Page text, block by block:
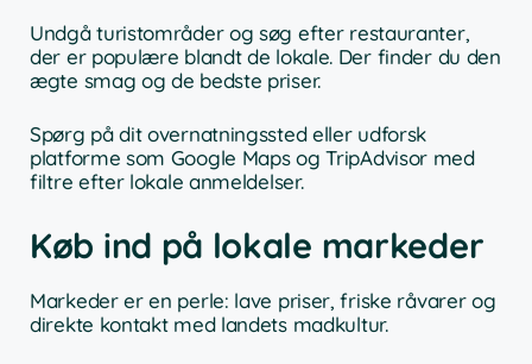
Undgå turistområder og søg efter restauranter,
der er populære blandt de lokale. Der finder du den
ægte smag og de bedste priser.
Spørg på dit overnatningssted eller udforsk
platforme som Google Maps og TripAdvisor med
filtre efter lokale anmeldelser.
Køb ind på lokale markeder
Markeder er en perle: lave priser, friske råvarer og
direkte kontakt med landets madkultur.